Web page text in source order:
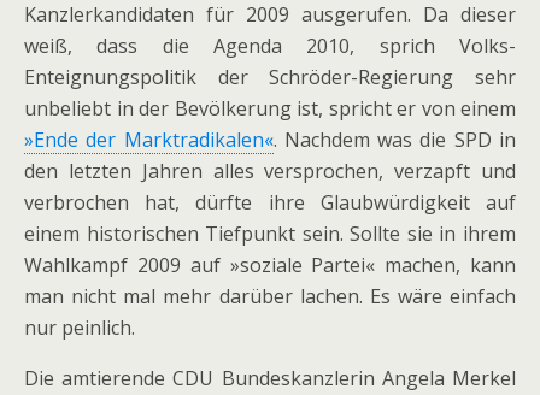
Kanzlerkandidaten für 2009 ausgerufen. Da dieser
weiß, dass die Agenda 2010, sprich Volks-
Enteignungspolitik der Schröder-Regierung sehr
unbeliebt in der Bevölkerung ist, spricht er von einem
»Ende der Marktradikalen«. Nachdem was die SPD in
den letzten Jahren alles versprochen, verzapft und
verbrochen hat, dürfte ihre Glaubwürdigkeit auf
einem historischen Tiefpunkt sein. Sollte sie in ihrem
Wahlkampf 2009 auf »soziale Partei« machen, kann
man nicht mal mehr darüber lachen. Es wäre einfach
nur peinlich.
Die amtierende CDU Bundeskanzlerin Angela Merkel